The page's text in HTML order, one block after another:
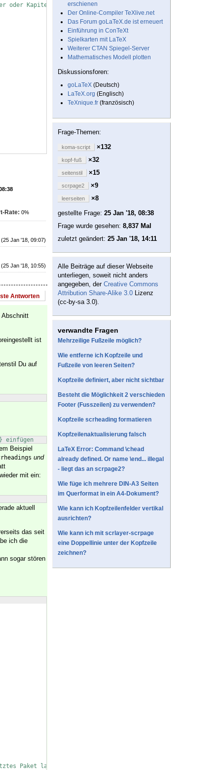
oder Kapitel
Rate: 0%
(25 Jan '18, 09:07)
(25 Jan '18, 10:55)
Antworten
Abschnitt
ist
Du auf
einfügen
Beispiel
und
wieder mit ein:
aktuell
das seit
ich die
sogar stören
Paket laden
erschienen
Der Online-Compiler TeXlive.net
Das Forum goLaTeX.de ist erneuert
Einführung in ConTeXt
Spielkarten mit LaTeX
Weiterer CTAN Spiegel-Server
Mathematisches Modell plotten
Diskussionsforen:
goLaTeX (Deutsch)
LaTeX.org (Englisch)
TeXnique.fr (französisch)
Frage-Themen:
koma-script ×132
kopf-fuß ×32
seitenstil ×15
scrpage2 ×9
leerseiten
×8
gestellte Frage: 25 Jan '18, 08:38
Frage wurde gesehen: 8,837 Mal
zuletzt geändert: 25 Jan '18, 14:11
Alle Beiträge auf dieser Webseite
unterliegen, soweit nicht anders
angegeben, der Creative Commons
Attribution Share-Alike 3.0 Lizenz
(cc-by-sa 3.0).
verwandte Fragen
Mehrzeilige Fußzeile möglich?
Wie entferne ich Kopfzeile und
Fußzeile von leeren Seiten?
Kopfzeile definiert, aber nicht sichtbar
Besteht die Möglichkeit 2 verschieden
Footer (Fusszeilen) zu verwenden?
Kopfzeile scrheading formatieren
Kopfzeilenaktualisierung falsch
LaTeX Error: Command \chead
already defined. Or name \end... illegal
- liegt das an scrpage2?
Wie füge ich mehrere DIN-A3 Seiten
im Querformat in ein A4-Dokument?
Wie kann ich Kopfzeilenfelder vertikal
ausrichten?
Wie kann ich mit scrlayer-scrpage
eine Doppellinie unter der Kopfzeile
zeichnen?